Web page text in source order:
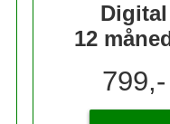
Digital
12
799,-